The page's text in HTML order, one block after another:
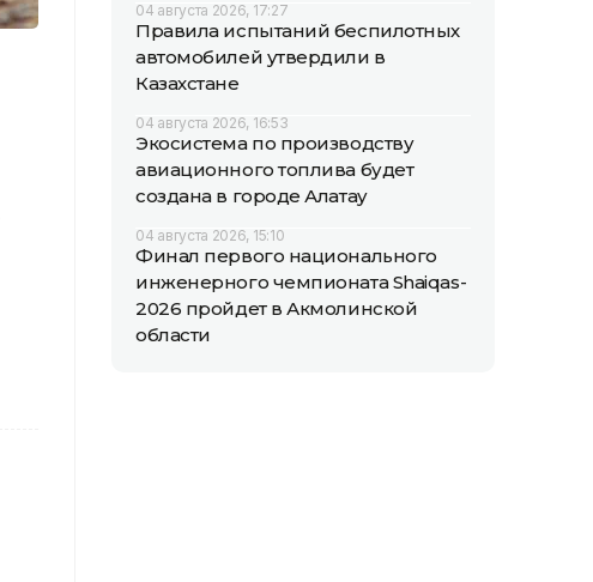
04 августа 2026, 17:27
Правила испытаний беспилотных
автомобилей утвердили в
Казахстане
04 августа 2026, 16:53
Экосистема по производству
авиационного топлива будет
создана в городе Алатау
04 августа 2026, 15:10
Финал первого национального
инженерного чемпионата Shaiqas-
2026 пройдет в Акмолинской
области